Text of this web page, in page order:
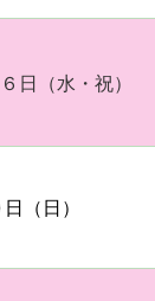
・祝）
）